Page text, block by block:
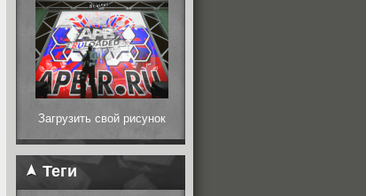
Загрузить свой рисунок
Теги